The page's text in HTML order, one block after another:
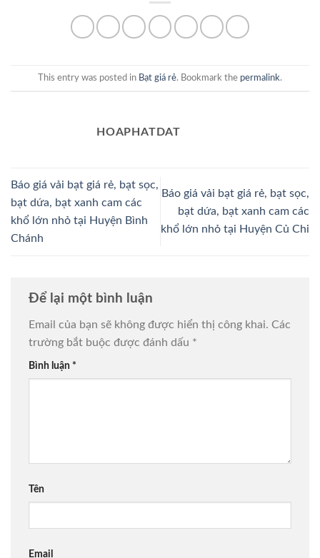
This entry was posted in Bạt giá rẻ. Bookmark the permalink.
HOAPHATDAT
Báo giá vải bạt giá rẻ, bạt sọc,
bạt dứa, bạt xanh cam các
khổ lớn nhỏ tại Huyện Bình
Chánh
Báo giá vải bạt giá rẻ, bạt sọc,
bạt dứa, bạt xanh cam các
khổ lớn nhỏ tại Huyện Củ Chi
Để lại một bình luận
Email của bạn sẽ không được hiển thị công khai. Các
trường bắt buộc được đánh dấu *
Bình luận *
Tên
Email